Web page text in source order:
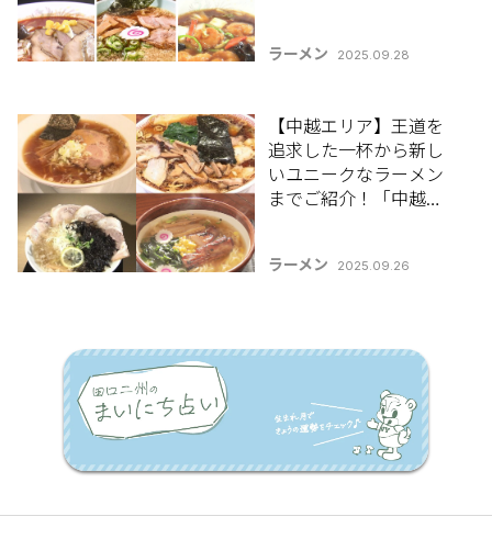
ラーメン 2025.09.28
【中越エリア】王道を
追求した一杯から新し
いユニークなラーメン
までご紹介！「中越地
集2025】
ラーメン 2025.09.26